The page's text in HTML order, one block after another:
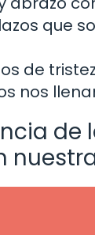
que
de
nos
de